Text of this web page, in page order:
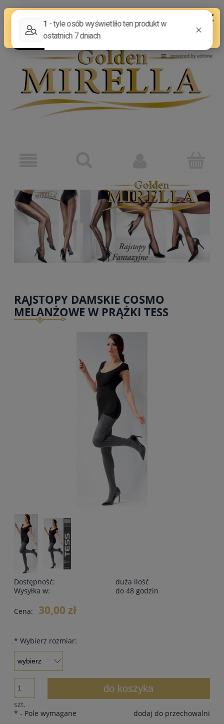
ZAREJESTRUJ SIĘ ZALOGUJ SIĘ
RAJSTOPY DAMSKIE COSMO
MELANŻOWE W PRĄŻKI TESS
Dostępność:
duża ilość
Wysyłka w:
do 48 godzin
Cena: 30,00 zł
* Wybierz rozmiar:
szt.
do koszyka
dodaj do przechowalni
* - Pole wymagane